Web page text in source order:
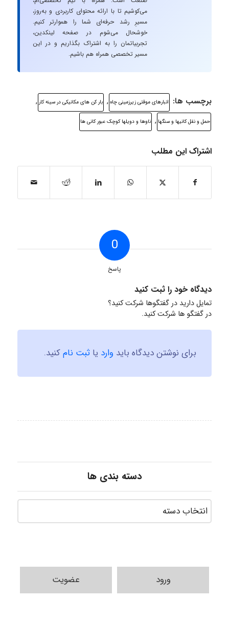
می‌کوشیم تا با ارائه محتوای کاربردی و به‌روز،
مسیرِ رشد حرفه‌ای شما را هموارتر کنیم.
خوشحال می‌شوم در صفحه لینکدین،
تجربیاتمان را به اشتراک بگذاریم و در این
مسیر تخصصی همراه هم باشیم.
برچسب ها: انبارهای موقتی زیرزمینی چاه , بار کن های مکانیکی در سینه کار ,
حمل و نقل کانیها و سنگها , ناوها و دویلها کوچک عبور کانی ها
اشتراک این مطلب
0
پاسخ
دیدگاه خود را ثبت کنید
تمایل دارید در گفتگوها شرکت کنید؟
در گفتگو ها شرکت کنید.
برای نوشتن دیدگاه باید وارد یا ثبت نامکنید.
دسته بندی ها
ورود عضویت